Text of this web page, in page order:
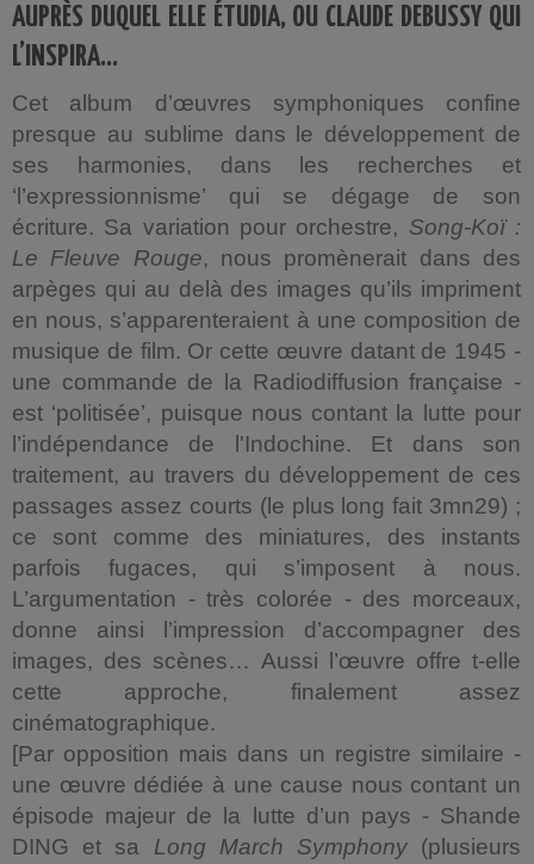
AUPRÈS DUQUEL ELLE ÉTUDIA, OU CLAUDE DEBUSSY QUI
L’INSPIRA…
Cet album d’œuvres symphoniques confine
presque au sublime dans le développement de
ses harmonies, dans les recherches et
‘l’expressionnisme’ qui se dégage de son
écriture. Sa variation pour orchestre, Song-Koï :
Le Fleuve Rouge, nous promènerait dans des
arpèges qui au delà des images qu’ils impriment
en nous, s’apparenteraient à une composition de
musique de film. Or cette œuvre datant de 1945 -
une commande de la Radiodiffusion française -
est ‘politisée’, puisque nous contant la lutte pour
l’indépendance de l'Indochine. Et dans son
traitement, au travers du développement de ces
passages assez courts (le plus long fait 3mn29) ;
ce sont comme des miniatures, des instants
parfois fugaces, qui s’imposent à nous.
L’argumentation - très colorée - des morceaux,
donne ainsi l’impression d’accompagner des
images, des scènes… Aussi l’œuvre offre t-elle
cette approche, finalement assez
cinématographique.
[Par opposition mais dans un registre similaire -
une œuvre dédiée à une cause nous contant un
épisode majeur de la lutte d’un pays - Shande
DING et sa Long March Symphony(plusieurs